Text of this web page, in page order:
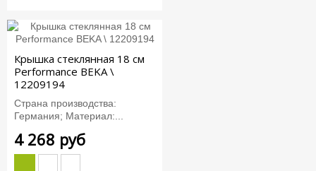
Крышка стеклянная 18 см
Performance BEKA \
12209194
Страна производства:
Германия; Материал:...
4 268 руб